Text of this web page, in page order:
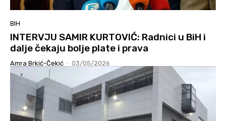
BIH
INTERVJU SAMIR KURTOVIĆ: Radnici u BiH i
dalje čekaju bolje plate i prava
Amra Brkić-Čekić - 03/05/2026